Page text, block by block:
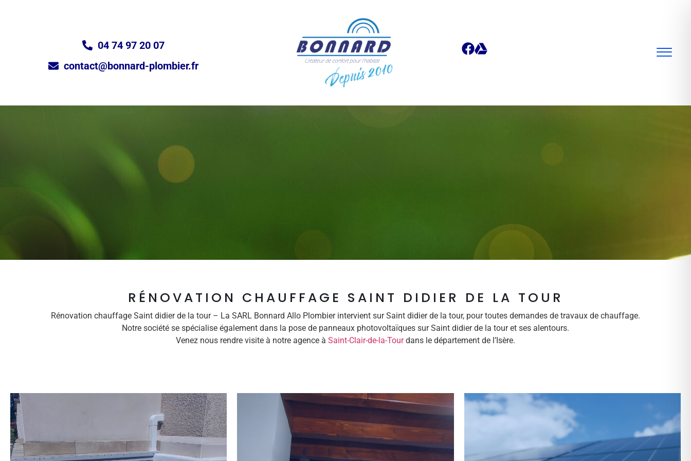
04 74 97 20 07
contact@bonnard-plombier.fr
RÉNOVATION CHAUFFAGE SAINT DIDIER DE LA TOUR
Rénovation chauffage Saint didier de la tour – La SARL Bonnard Allo Plombier intervient sur Saint didier de la tour, pour toutes demandes de travaux de chauffage.
Notre société se spécialise également dans la pose de panneaux photovoltaïques sur Saint didier de la tour et ses alentours.
Venez nous rendre visite à notre agence à Saint-Clair-de-la-Tourdans le département de l’Isère.